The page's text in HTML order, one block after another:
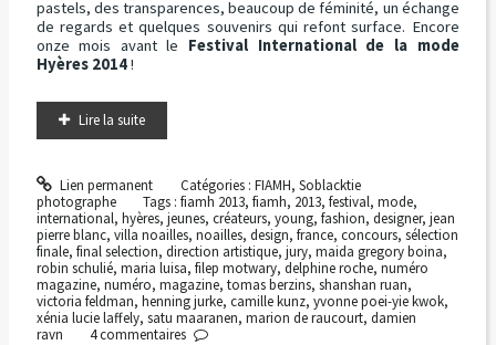
pastels, des transparences, beaucoup de féminité, un échange
de regards et quelques souvenirs qui refont surface. Encore
onze mois avant le Festival International de la mode
Hyères 2014!
Lire la suite
Lien permanent Catégories : FIAMH, Soblacktie
photographe
Tags :fiamh 2013,fiamh, 2013,festival,mode,
international, hyères, jeunes, créateurs, young, fashion, designer, jean
pierre blanc, villa noailles, noailles, design, france, concours, sélection
finale, final selection, direction artistique, jury, maida gregory boina,
robin schulié, maria luisa, filep motwary, delphine roche, numéro
magazine, numéro, magazine, tomas berzins, shanshan ruan,
victoria feldman, henning jurke, camille kunz, yvonne poei-yie kwok,
xénia lucie laffely, satu maaranen, marion de raucourt, damien
ravn
4commentaires